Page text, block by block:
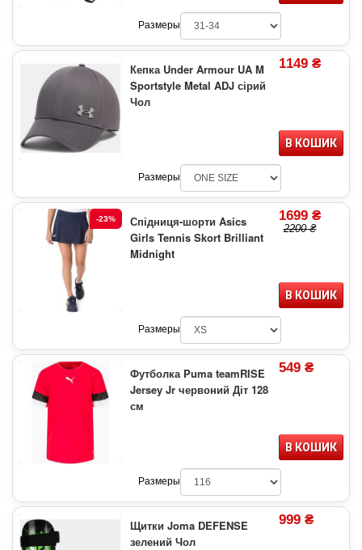
Размеры
Кепка Under Armour UA M
Sportstyle Metal ADJ сірий
Чол
1149 ₴
В КОШИК
Размеры
-23%
Спідниця-шорти Asics
Girls Tennis Skort Brilliant
Midnight
1699 ₴
2200 ₴
В КОШИК
Размеры
Футболка Puma teamRISE
Jersey Jr червоний Діт 128
см
549 ₴
В КОШИК
Размеры
Щитки Joma DEFENSE
зелений Чол
999 ₴